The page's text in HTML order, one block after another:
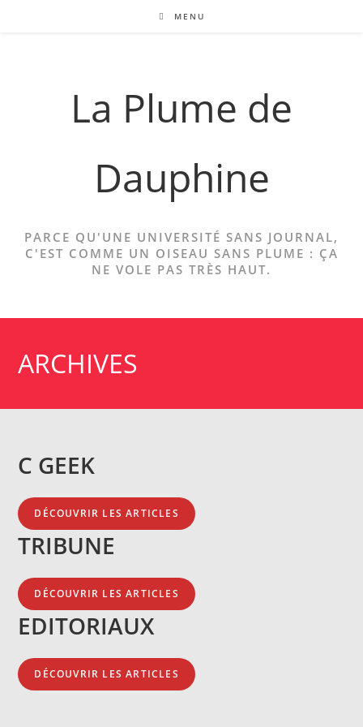
MENU
La Plume de
Dauphine
PARCE QU'UNE UNIVERSITÉ SANS JOURNAL,
C'EST COMME UN OISEAU SANS PLUME : ÇA
NE VOLE PAS TRÈS HAUT.
ARCHIVES
C GEEK
DÉCOUVRIR LES ARTICLES
TRIBUNE
DÉCOUVRIR LES ARTICLES
EDITORIAUX
DÉCOUVRIR LES ARTICLES